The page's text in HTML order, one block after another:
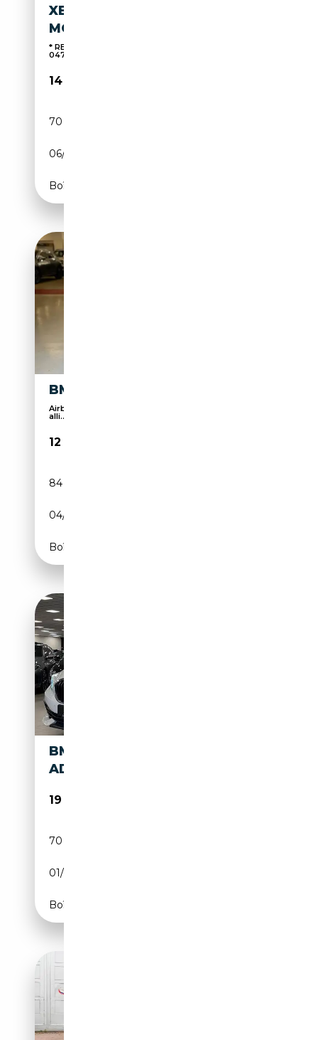
XENON* NAVI* GARANTIE 12
MOIS*
* REPRISE AU MEILLEUR PRIX MBS AUTOMOBILE
04700168...
14 450€
70 000 km
06/2017
Boîte manuelle
BMW 118 118I ADVANTAGE 5P
Airbag conducteur, Phares au LED, ESP, Jantes
alli...
12 900€
84 950 km
04/2016
Boîte manuelle
BMW 118 118I BUSINESS
ADVANTAGE AUTO
19 900€
70 000 km
01/2024
Boîte automatique